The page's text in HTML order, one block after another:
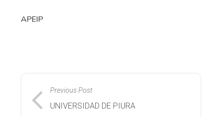
APEIP
Previous Post
UNIVERSIDAD DE PIURA